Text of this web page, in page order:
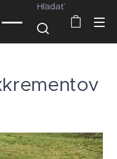
Hľadať